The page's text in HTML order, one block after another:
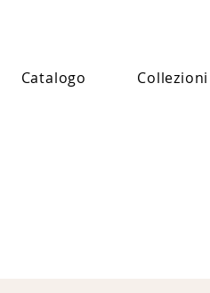
Catalogo Collezioni